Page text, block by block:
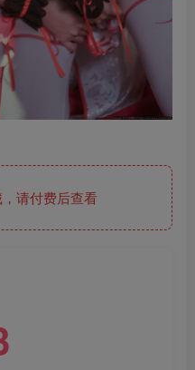
请付费后查看